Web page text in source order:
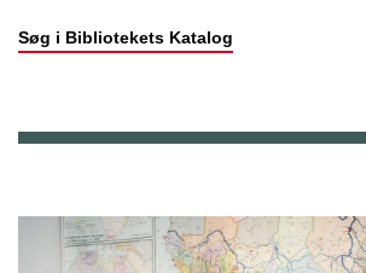
Søg i Bibliotekets Katalog